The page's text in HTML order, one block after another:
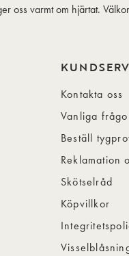
oss varmt om hjärtat.
Kontakta oss
Vanliga
Beställ
Reklamation
Skötselråd
Köpvillkor